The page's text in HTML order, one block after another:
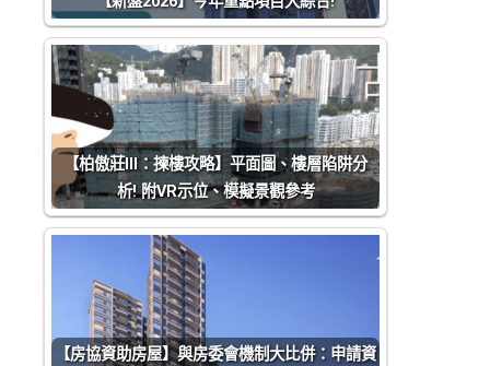
【柏傲莊III：揀樓攻略】平面圖、樓層陷阱分
析! 附VR示位、模擬景觀參考
【房協資助房屋】與房委會機制大比併：申請資